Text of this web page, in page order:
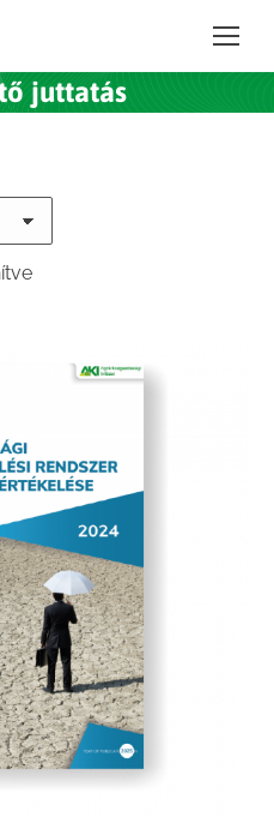
juttatás
Sorted